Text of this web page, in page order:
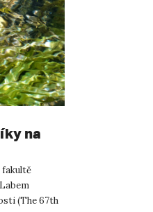
na
fakultě
(The 67th